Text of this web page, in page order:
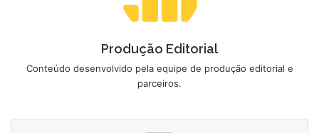
Produção Editorial
Conteúdo desenvolvido pela equipe de produção editorial e
parceiros.